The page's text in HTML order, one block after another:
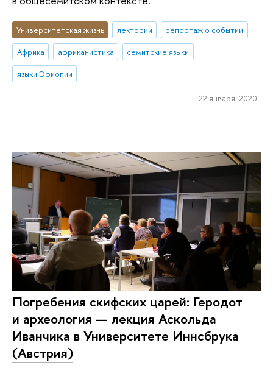
Университетская жизнь лектории
репортаж о событии
Африка
африканистика
семитские языки
языки Эфиопии
22 января 2020
Погребения скифских царей: Геродот
и археология — лекция Аскольда
Иванчика в Университете Иннсбрука
(Австрия)